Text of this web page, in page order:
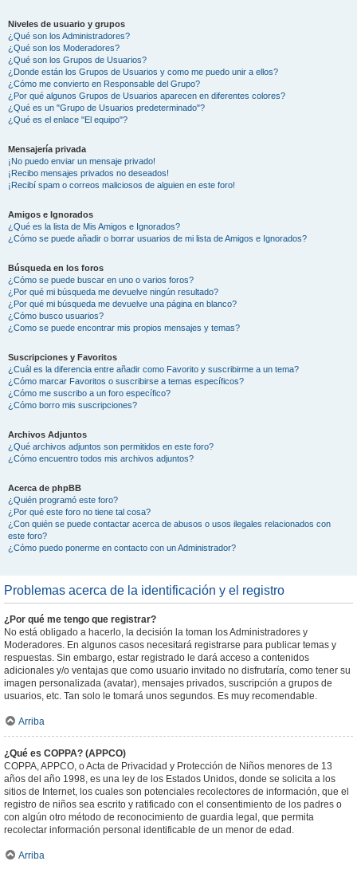
Niveles de usuario y grupos
¿Qué son los Administradores?
¿Qué son los Moderadores?
¿Qué son los Grupos de Usuarios?
¿Donde están los Grupos de Usuarios y como me puedo unir a ellos?
¿Cómo me convierto en Responsable del Grupo?
¿Por qué algunos Grupos de Usuarios aparecen en diferentes colores?
¿Qué es un "Grupo de Usuarios predeterminado"?
¿Qué es el enlace "El equipo"?
Mensajería privada
¡No puedo enviar un mensaje privado!
¡Recibo mensajes privados no deseados!
¡Recibí spam o correos maliciosos de alguien en este foro!
Amigos e Ignorados
¿Qué es la lista de Mis Amigos e Ignorados?
¿Cómo se puede añadir o borrar usuarios de mi lista de Amigos e Ignorados?
Búsqueda en los foros
¿Cómo se puede buscar en uno o varios foros?
¿Por qué mi búsqueda me devuelve ningún resultado?
¿Por qué mi búsqueda me devuelve una página en blanco?
¿Cómo busco usuarios?
¿Como se puede encontrar mis propios mensajes y temas?
Suscripciones y Favoritos
¿Cuál es la diferencia entre añadir como Favorito y suscribirme a un tema?
¿Cómo marcar Favoritos o suscribirse a temas específicos?
¿Cómo me suscribo a un foro específico?
¿Cómo borro mis suscripciones?
Archivos Adjuntos
¿Qué archivos adjuntos son permitidos en este foro?
¿Cómo encuentro todos mis archivos adjuntos?
Acerca de phpBB
¿Quién programó este foro?
¿Por qué este foro no tiene tal cosa?
¿Con quién se puede contactar acerca de abusos o usos ilegales relacionados con
este foro?
¿Cómo puedo ponerme en contacto con un Administrador?
Problemas acerca de la identificación y el registro
¿Por qué me tengo que registrar?
No está obligado a hacerlo, la decisión la toman los Administradores y
Moderadores. En algunos casos necesitará registrarse para publicar temas y
respuestas. Sin embargo, estar registrado le dará acceso a contenidos
adicionales y/o ventajas que como usuario invitado no disfrutaría, como tener su
imagen personalizada (avatar), mensajes privados, suscripción a grupos de
usuarios, etc. Tan solo le tomará unos segundos. Es muy recomendable.
Arriba
¿Qué es COPPA? (APPCO)
COPPA, APPCO, o Acta de Privacidad y Protección de Niños menores de 13
años del año 1998, es una ley de los Estados Unidos, donde se solicita a los
sitios de Internet, los cuales son potenciales recolectores de información, que el
registro de niños sea escrito y ratificado con el consentimiento de los padres o
con algún otro método de reconocimiento de guardia legal, que permita
recolectar información personal identificable de un menor de edad.
Arriba